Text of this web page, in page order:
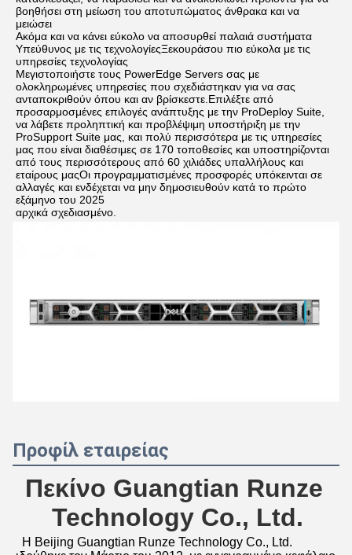
βοηθήσει στη μείωση του αποτυπώματος άνθρακα και να
μειώσει
Ακόμα και να κάνει εύκολο να αποσυρθεί παλαιά συστήματα
Υπεύθυνος με τις τεχνολογίεςΞεκουράσου πιο εύκολα με τις
υπηρεσίες τεχνολογίας
Μεγιστοποιήστε τους PowerEdge Servers σας με
ολοκληρωμένες υπηρεσίες που σχεδιάστηκαν για να σας
ανταποκριθούν όπου και αν βρίσκεστε.Επιλέξτε από
προσαρμοσμένες επιλογές ανάπτυξης με την ProDeploy Suite,
να λάβετε προληπτική και προβλέψιμη υποστήριξη με την
ProSupport Suite μας, και πολύ περισσότερα με τις υπηρεσίες
μας που είναι διαθέσιμες σε 170 τοποθεσίες και υποστηρίζονται
από τους περισσότερους από 60 χιλιάδες υπαλλήλους και
εταίρους μαςΟι προγραμματισμένες προσφορές υπόκεινται σε
αλλαγές και ενδέχεται να μην δημοσιευθούν κατά το πρώτο
εξάμηνο του 2025
αρχικά σχεδιασμένο.